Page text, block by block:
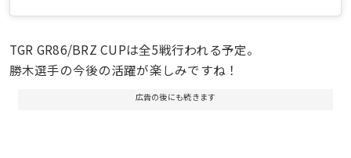
TGR GR86/BRZ CUPは全5戦行われる予定。
勝木選手の今後の活躍が楽しみですね！
広告の後にも続きます